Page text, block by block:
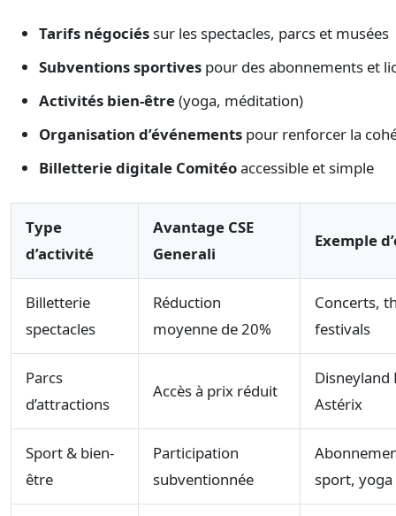
Tarifs négociéssur les spectacles, parcs et musées
Subventions sportives pour des abonnements et
Activités bien-être(yoga, méditation)
Organisation d’événements pour renforcer la
Billetterie digitale Comitéoaccessible et simple
Type
d’activité
Avantage CSE
Generali
Exemple
Billetterie
spectacles
Réduction
moyenne de 20%
Concerts,
festivals
Parcs
d’attractions
Accès à prix réduit
Disneyland
Astérix
Sport & bien-
être
Participation
subventionnée
sport, yoga